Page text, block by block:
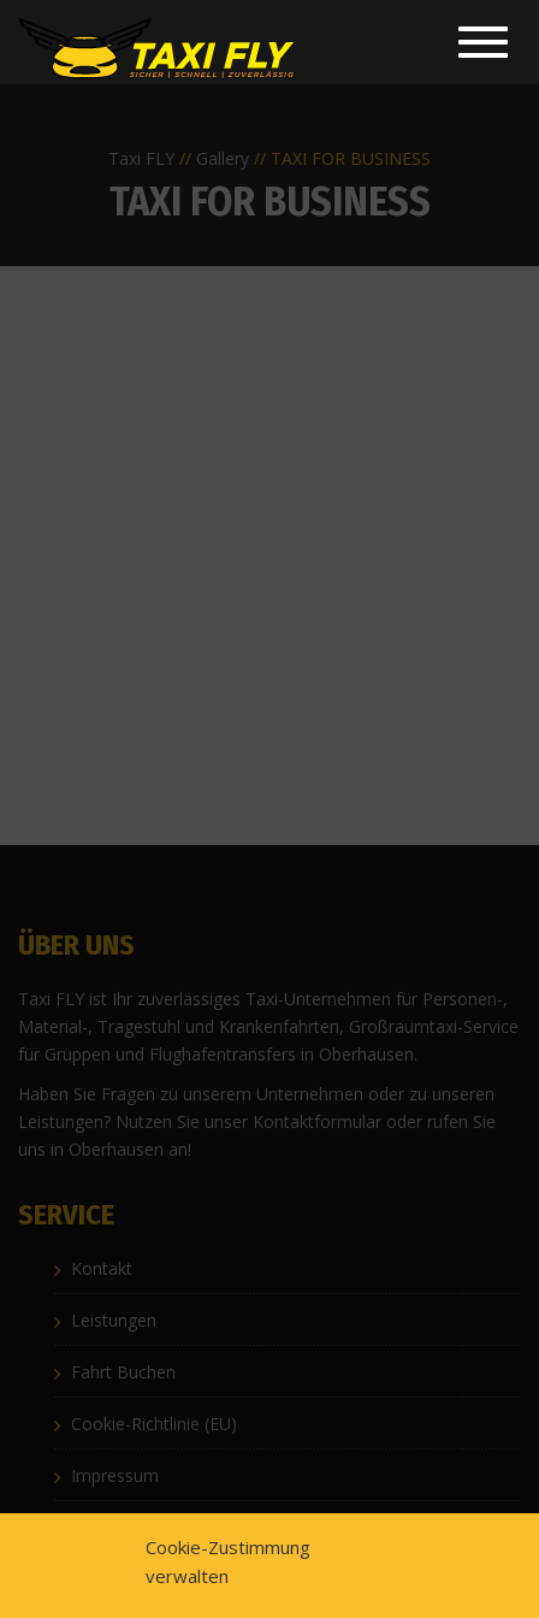
Cookie-Zustimmung
verwalten
Taxi FLY Gallery TAXI FOR BUSINESS
TAXI FOR BUSINESS
ÜBER UNS
Taxi FLY ist Ihr zuverlässiges Taxi-Unternehmen für Personen-,
Material-, Tragestuhl und Krankenfahrten, Großraumtaxi-Service
für Gruppen und Flughafentransfers in Oberhausen.
Haben Sie Fragen zu unserem Unternehmen oder zu unseren
Leistungen? Nutzen Sie unser Kontaktformular oder rufen Sie
uns in Oberhausen an!
SERVICE
Kontakt
Leistungen
Fahrt Buchen
Cookie-Richtlinie (EU)
Impressum